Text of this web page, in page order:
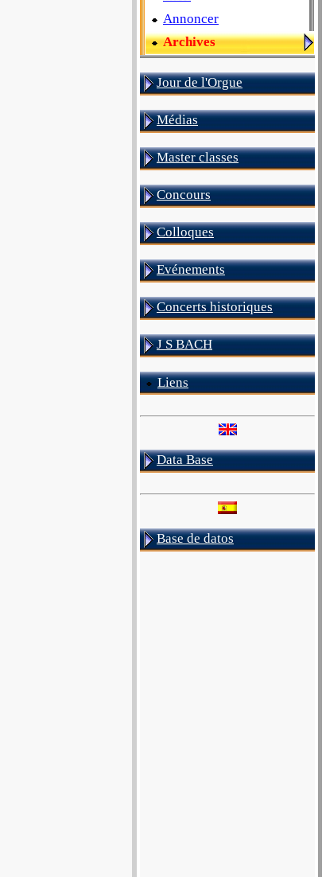
Annoncer
Archives
Jour de l'Orgue
Médias
Master classes
Concours
Colloques
Evénements
Concerts historiques
J S BACH
Liens
Data Base
Base de datos